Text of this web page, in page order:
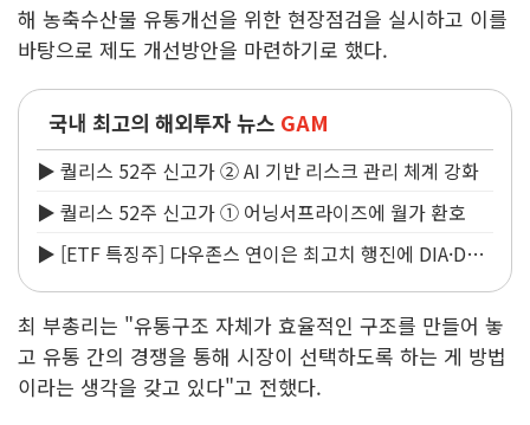
해 농축수산물 유통개선을 위한 현장점검을 실시하고 이를
바탕으로 제도 개선방안을 마련하기로 했다.
국내 최고의 해외투자 뉴스 GAM
▶ 퀄리스 52주 신고가 ② AI 기반 리스크 관리 체계 강화
▶ 퀄리스 52주 신고가 ① 어닝서프라이즈에 월가 환호
▶ [ETF 특징주] 다우존스 연이은 최고치 행진에 DIA·DDL
최 부총리는 "유통구조 자체가 효율적인 구조를 만들어 놓
고 유통 간의 경쟁을 통해 시장이 선택하도록 하는 게 방법
이라는 생각을 갖고 있다"고 전했다.